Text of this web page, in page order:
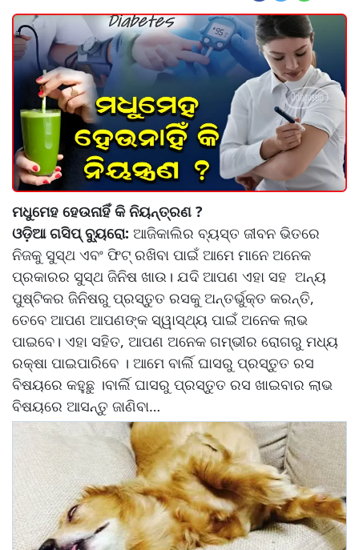
ମଧୁମେହ ହେଉନାହିଁ କି ନିୟନ୍ତ୍ରଣ ?
ଓଡ଼ିଆ ଗସିପ୍ ବ୍ୟୁରୋ: ଆଜିକାଲିର ବ୍ୟସ୍ତ ଜୀବନ ଭିତରେ
ନିଜକୁ ସୁସ୍ଥ ଏବଂ ଫିଟ୍ ରଖିବା ପାଇଁ ଆମେ ମାନେ ଅନେକ
ପ୍ରକାରର ସୁସ୍ଥ ଜିନିଷ ଖାଉ। ଯଦି ଆପଣ ଏହା ସହ ଅନ୍ୟ
ପୁଷ୍ଟିକର ଜିନିଷରୁ ପ୍ରସ୍ତୁତ ରସକୁ ଅନ୍ତର୍ଭୁକ୍ତ କରନ୍ତି,
ତେବେ ଆପଣ ଆପଣଙ୍କ ସ୍ୱାସ୍ଥ୍ୟ ପାଇଁ ଅନେକ ଲାଭ
ପାଇବେ। ଏହା ସହିତ, ଆପଣ ଅନେକ ଗମ୍ଭୀର ରୋଗରୁ ମଧ୍ୟ
ରକ୍ଷା ପାଇପାରିବେ । ଆମେ ବାର୍ଲି ଘାସରୁ ପ୍ରସ୍ତୁତ ରସ
ବିଷୟରେ କହୁଛୁ ।ବାର୍ଲି ଘାସରୁ ପ୍ରସ୍ତୁତ ରସ ଖାଇବାର ଲାଭ
ବିଷୟରେ ଆସନ୍ତୁ ଜାଣିବା…